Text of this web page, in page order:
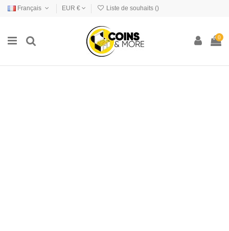
Français EUR € Liste de souhaits ()
0